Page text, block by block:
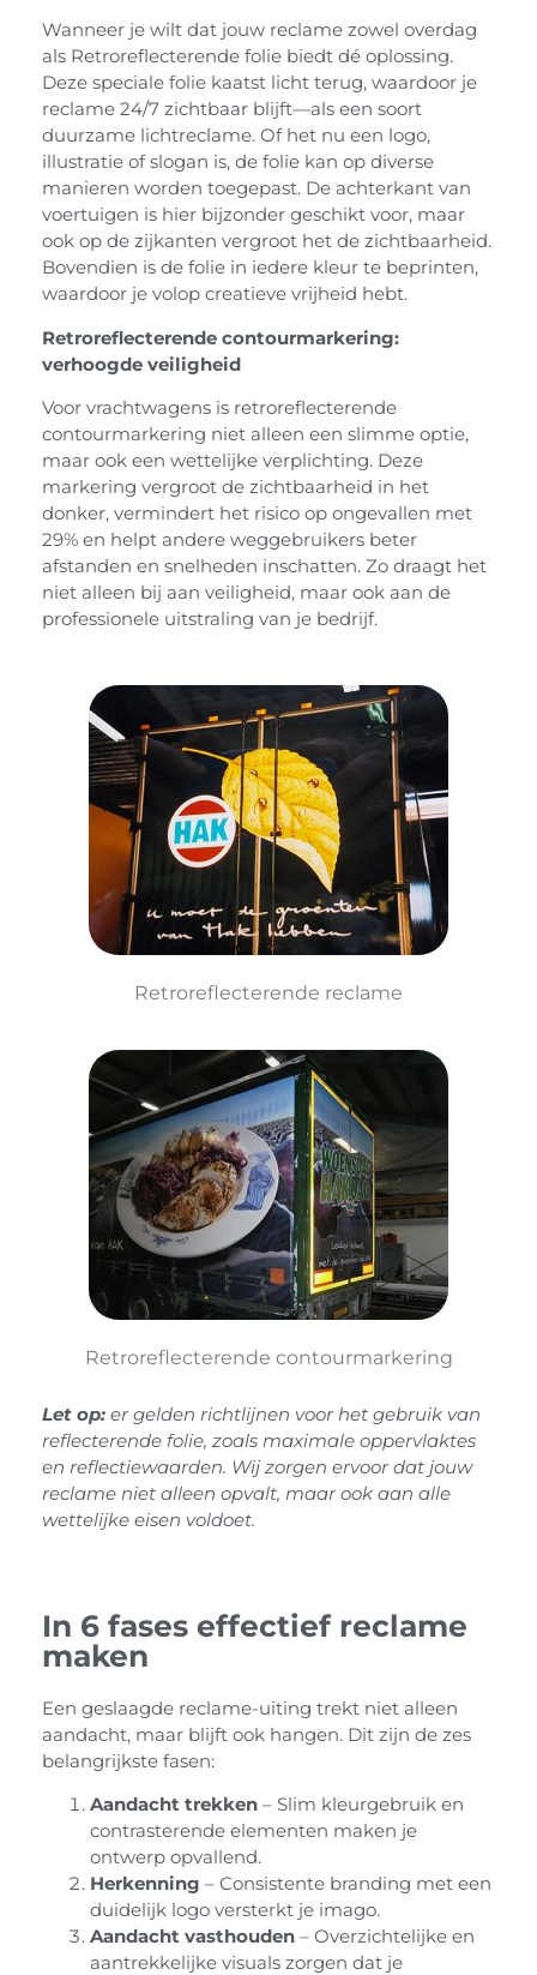
Wanneer je wilt dat jouw reclame zowel overdag
als Retroreflecterende folie biedt dé oplossing.
Deze speciale folie kaatst licht terug, waardoor je
reclame 24/7 zichtbaar blijft—als een soort
duurzame lichtreclame. Of het nu een logo,
illustratie of slogan is, de folie kan op diverse
manieren worden toegepast. De achterkant van
voertuigen is hier bijzonder geschikt voor, maar
ook op de zijkanten vergroot het de zichtbaarheid.
Bovendien is de folie in iedere kleur te beprinten,
waardoor je volop creatieve vrijheid hebt.
Retroreflecterende contourmarkering:
verhoogde veiligheid
Voor vrachtwagens is retroreflecterende
contourmarkering niet alleen een slimme optie,
maar ook een wettelijke verplichting. Deze
markering vergroot de zichtbaarheid in het
donker, vermindert het risico op ongevallen met
29% en helpt andere weggebruikers beter
afstanden en snelheden inschatten. Zo draagt het
niet alleen bij aan veiligheid, maar ook aan de
professionele uitstraling van je bedrijf.
Retroreflecterende reclame
Retroreflecterende contourmarkering
Let op: er gelden richtlijnen voor het gebruik van
reflecterende folie, zoals maximale oppervlaktes
en reflectiewaarden. Wij zorgen ervoor dat jouw
reclame niet alleen opvalt, maar ook aan alle
wettelijke eisen voldoet.
In 6 fases effectief reclame
maken
Een geslaagde reclame-uiting trekt niet alleen
aandacht, maar blijft ook hangen. Dit zijn de zes
belangrijkste fasen:
Aandacht trekken – Slim kleurgebruik en
contrasterende elementen maken je
ontwerp opvallend.
Herkenning – Consistente branding met een
duidelijk logo versterkt je imago.
Aandacht vasthouden – Overzichtelijke en
aantrekkelijke visuals zorgen dat je